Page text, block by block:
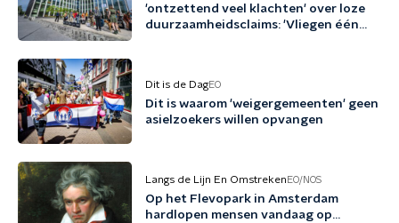
'ontzettend veel klachten' over loze
duurzaamheidsclaims: 'Vliegen één
Dit is de DagEO
Dit is waarom 'weigergemeenten' geen
asielzoekers willen opvangen
Langs de Lijn En Omstreken EO/NOS
Op het Flevopark in Amsterdam
hardlopen mensen vandaag op…